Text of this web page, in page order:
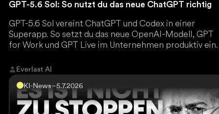
GPT-5.6 Sol: So nutzt du das neue ChatGPT richtig
GPT-5.6 Sol vereint ChatGPT und Codex in einer
Superapp. So setzt du das neue OpenAI-Modell, GPT
for Work und GPT Live im Unternehmen produktiv ein.
Everlast AI
KI-News–5.7.2026